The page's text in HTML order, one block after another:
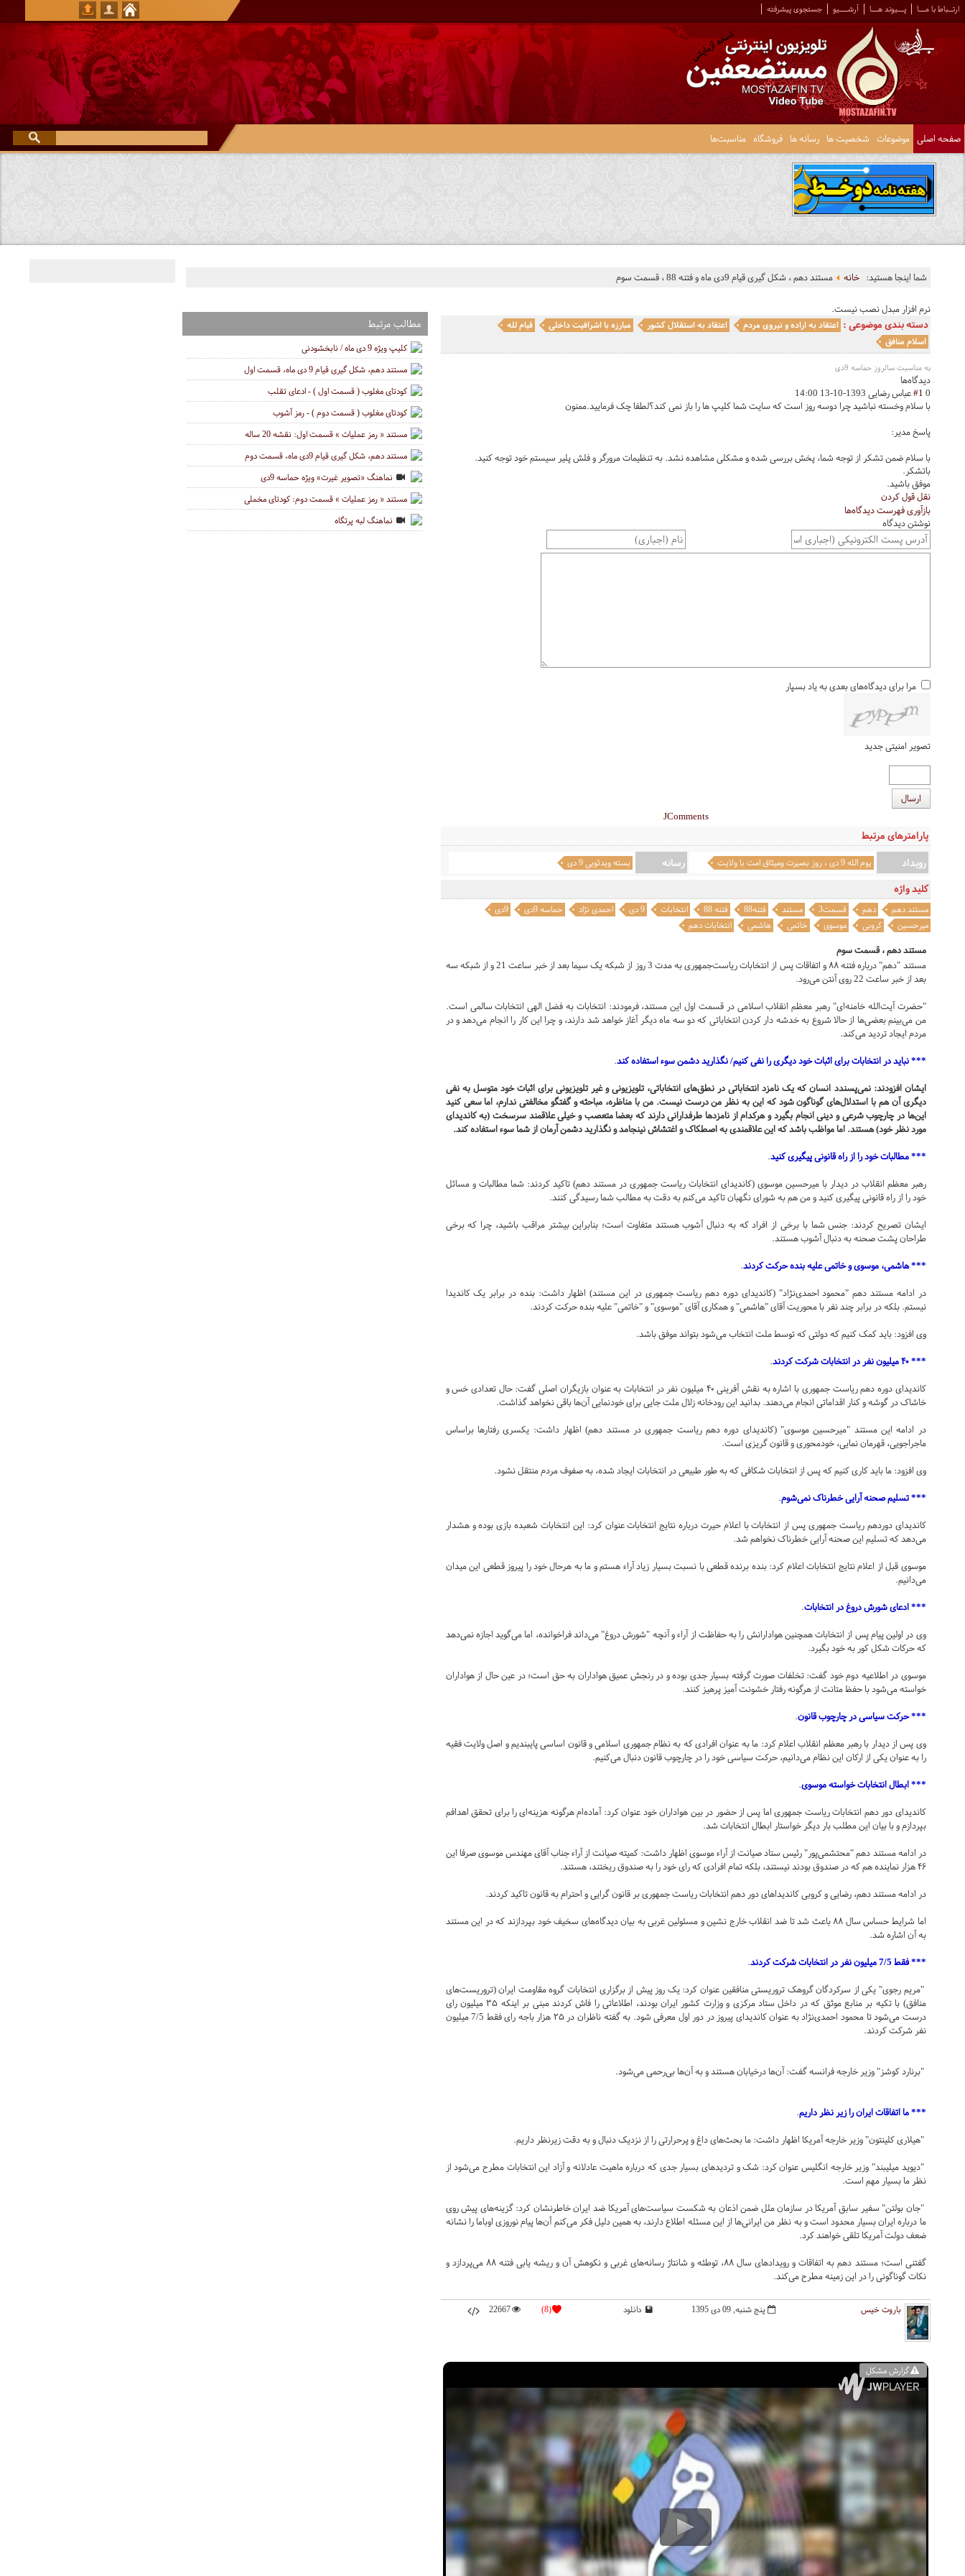
ارتــباط با مـــا پـــیوند هـــا آرشــــیو جستجوی پیشرفته
صفحه اصلی موضوعات شخصیت ها رسانه ها فروشگاه مناسبت‌ها
شما اینجا هستید: خانه مستند دهم ، شکل گیری قیام 9دی ماه و فتنه 88 ، قسمت سوم
نرم افزار مبدل نصب نیست.
مطالب مرتبط
کلیپ ویژه 9 دی ماه / نابخشودنی
مستند دهم، شکل گیری قیام 9 دی ماه، قسمت اول
کودتای مغلوب ( قسمت اول ) - ادعای تقلب
کودتای مغلوب ( قسمت دوم ) - رمز آشوب
مستند « رمز عملیات » قسمت اول: نقشه 20 ساله
مستند دهم، شکل گیری قیام 9دی ماه، قسمت دوم
نماهنگ «تصویر غیرت» ویژه حماسه 9دی
مستند « رمز عملیات » قسمت دوم: کودتای مخملی
نماهنگ لبه پرتگاه
دسته بندی موضوعی : اعتقاد به اراده و نیروی مردم اعتقاد به استقلال کشور مبارزه با اشرافیت داخلی
قیام لله
اسلام منافق
به مناسبت سالروز حماسه 9دی
گزارش مشکل
باروت خیس پنج شنبه, 09 دی 1395 دانلود (8)
22667
مستند دهم ، قسمت سوم
مستند "دهم" درباره فتنه ۸۸ و اتفاقات پس از انتخابات ریاست‌جمهوری به مدت 3 روز از شبکه یک سیما بعد از خبر ساعت 21 و از شبکه سه
بعد از خبر ساعت 22 روی آنتن می‌رود.
"حضرت آیت‌الله خامنه‌ای" رهبر معظم انقلاب اسلامی در قسمت اول این مستند، فرمودند: انتخابات به فضل الهی انتخابات سالمی است.
من می‌بینم بعضی‌ها از حالا شروع به خدشه دار کردن انتخاباتی که دو سه ماه دیگر آغاز خواهد شد دارند، و چرا این کار را انجام می‌دهد و در
مردم ایجاد تردید می‌کند.
*** نباید در انتخابات برای اثبات خود دیگری را نفی کنیم/ نگذارید دشمن سوء استفاده کند.
ایشان افزودند: نمی‌پسندد انسان که یک نامزد انتخاباتی در نطق‌های انتخاباتی، تلویزیونی و غیر تلویزیونی برای اثبات خود متوسل به نفی
دیگری آن هم با استدلال‌های گوناگون شود که این به نظر من درست نیست. من با مناظره، مباحثه و گفتگو مخالفتی ندارم، اما سعی کنید
این‌ها در چارچوب شرعی و دینی انجام بگیرد و هرکدام از نامزد‌ها طرفدارانی دارند که بعضا متعصب و خیلی علاقمند سرسخت (به کاندیدای
مورد نظر خود) هستند. اما مواظب باشد که این علاقمندی به اصطکاک و اغتشاش نینجامد و نگذارید دشمن آرمان از شما سوء استفاده کند.
*** مطالبات خود را از راه قانونی پیگیری کنید.
رهبر معظم انقلاب در دیدار با میرحسین موسوی (کاندیدای انتخابات ریاست جمهوری در مستند دهم) تاکید کردند: شما مطالبات و مسائل
خود را از راه قانونی پیگیری کنید و من هم به شورای نگهبان تاکید می‌کنم به دقت به مطالب شما رسیدگی کنند.
ایشان تصریح کردند: جنس شما با برخی از افراد که به دنبال آشوب هستند متفاوت است؛ بنابراین بیشتر مراقب باشید، چرا که برخی
طراحان پشت صحنه به دنبال آشوب هستند.
*** هاشمی، موسوی و خاتمی علیه بنده حرکت کردند.
در ادامه مستند دهم "محمود احمدی‌نژاد" (کاندیدای دوره دهم ریاست جمهوری در این مستند) اظهار داشت: بنده در برابر یک کاندیدا
نیستم. بلکه در برابر چند نفر با محوریت آقای "هاشمی" و همکاری آقای "موسوی" و "خاتمی" علیه بنده حرکت کردند.
وی افزود: باید کمک کنیم که دولتی که توسط ملت انتخاب می‌شود بتواند موفق باشد.
*** ۴۰ میلیون نفر در انتخابات شرکت کردند .
کاندیدای دوره دهم ریاست جمهوری با اشاره به نقش آفرینی ۴۰ میلیون نفر در انتخابات به عنوان بازیگران اصلی گفت: حال تعدادی خس و
خاشاک در گوشه و کنار اقداماتی انجام می‌دهند. بدانید این رودخانه زلال ملت جایی برای خودنمایی آن‌ها باقی نخواهد گذاشت.
در ادامه این مستند "میرحسین موسوی" (کاندیدای دوره دهم ریاست جمهوری در مستند دهم) اظهار داشت: یکسری رفتار‌ها براساس
ماجراجویی، قهرمان نمایی، خودمحوری و قانون گریزی است.
وی افزود: ما باید کاری کنیم که پس از انتخابات شکافی که به طور طبیعی در انتخابات ایجاد شده، به صفوف مردم منتقل نشود.
*** تسلیم صحنه آرایی خطرناک نمی‌شوم.
کاندیدای دوردهم ریاست جمهوری پس از انتخابات با اعلام حیرت درباره نتایج انتخابات عنوان کرد: این انتخابات شعبده بازی بوده و هشدار
می‌دهد که تسلیم این صحنه آرایی خطرناک نخواهم شد.
موسوی قبل از اعلام نتایج انتخابات اعلام کرد: بنده برنده قطعی با نسبت بسیار زیاد آراء هستم و ما به هرحال خود را پیروز قطعی این میدان
می‌دانیم.
*** ادعای شورش دروغ در انتخابات.
وی در اولین پیام پس از انتخابات همچنین هوادارانش را به حفاظت از آراء و آنچه "شورش دروغ" می‌داند فراخوانده، اما می‌گوید اجازه نمی‌دهد
که حرکات شکل کور به خود بگیرد.
موسوی در اطلاعیه دوم خود گفت: تخلفات صورت گرفته بسیار جدی بوده و در رنجش عمیق هواداران به حق است؛ در عین حال از هواداران
خواسته می‌شود با حفظ متانت از هرگونه رفتار خشونت آمیز پرهیز کنند.
*** حرکت سیاسی در چارچوب قانون.
وی پس از دیدار با رهبر معظم انقلاب اعلام کرد: ما به عنوان افرادی که به نظام جمهوری اسلامی و قانون اساسی پایبندیم و اصل ولایت فقیه
را به عنوان یکی از ارکان این نظام می‌دانیم، حرکت سیاسی خود را در چارچوب قانون دنبال می‌کنیم.
*** ابطال انتخابات خواسته موسوی.
کاندیدای دور دهم انتخابات ریاست جمهوری اما پس از حضور در بین هواداران خود عنوان کرد: آماده‌ام هرگونه هزینه‌ای را برای تحقق اهدافم
بپردازم و با بیان این مطلب بار دیگر خواستار ابطال انتخابات شد.
در ادامه مستند دهم "محتشمی‌پور" رئیس ستاد صیانت از آراء موسوی اظهار داشت: کمیته صیانت از آراء جناب آقای مهندس موسوی صرفا این
۴۶ هزار نماینده هم که در صندوق بودند نیستند، بلکه تمام افرادی که رای خود را به صندوق ریختند، هستند.
در ادامه مستند دهم، رضایی و کروبی کاندیداهای دور دهم انتخابات ریاست جمهوری بر قانون گرایی و احترام به قانون تاکید کردند.
اما شرایط حساس سال ۸۸ باعث شد تا ضد انقلاب خارج نشین و مسئولین غربی به بیان دیدگاه‌های سخیف خود بپردازند که در این مستند
به آن اشاره شد.
*** فقط 7/5 میلیون نفر در انتخابات شرکت کردند .
"مریم رجوی" یکی از سرکردگان گروهک تروریستی منافقین عنوان کرد: یک روز پیش از برگزاری انتخابات گروه مقاومت ایران (تروریست‌های
منافق) با تکیه بر منابع موثق که در داخل ستاد مرکزی و وزارت کشور ایران بودند، اطلاعاتی را فاش کردند مبنی بر اینکه ۳۵ میلیون رای
درست می‌شود تا محمود احمدی‌نژاد به عنوان کاندیدای پیروز در دور اول معرفی شود. به گفته ناظران در ۲۵ هزار باجه رای فقط 7/5 میلیون
نفر شرکت کردند.
"برنارد کوشز" وزیر خارجه فرانسه گفت: آن‌ها درخیابان هستند و به آن‌ها بی‌رحمی می‌شود.
*** ما اتفاقات ایران را زیر نظر داریم.
"هیلاری کلینتون" وزیر خارجه آمریکا اظهار داشت: ما بحث‌های داغ و پرحرارتی را از نزدیک دنبال و به دقت زیرنظر داریم.
"دیوید میلیبند" وزیر خارجه انگلیس عنوان کرد: شک و تردیدهای بسیار جدی که درباره ماهیت عادلانه و آزاد این انتخابات مطرح می‌شود از
نظر ما بسیار مهم است.
"جان بولتن" سفیر سابق آمریکا در سازمان ملل ضمن اذعان به شکست سیاست‌های آمریکا ضد ایران خاطرنشان کرد: گزینه‌های پیش روی
ما درباره ایران بسیار محدود است و به نظر من ایرانی‌ها از این مسئله اطلاع دارند، به همین دلیل فکر می‌کنم آن‌ها پیام نوروزی اوباما را نشانه
ضعف دولت آمریکا تلقی خواهند کرد.
گفتنی است؛ مستند دهم به اتفاقات و رویدادهای سال ۸۸، توطئه و شانتاژ رسانه‌های غربی و نکوهش آن و ریشه یابی فتنه ۸۸ می‌پردازد و
نکات گوناگونی را در این زمینه مطرح می‌کند.
کلید واژه
مستند دهم دهم قسمت3 مستند فتنه88 فتنه 88 انتخابات 9 دی احمدی نژاد حماسه 9دی
9دی
میرحسین
کروبی موسوی خاتمی هاشمی انتخابات دهم
پارامترهای مرتبط
رویداد
یوم الله 9 دی ، روز بصيرت وميثاق امت با ولايت
رسانه بسته ویدئویی 9 دی
دیدگاه‌ها
0
#1عباس رضایی 1393-10-13 14:00
با سلام وخسته نباشید چرا دوسه روز است که سایت شما کلیپ ها را باز نمی کند؟لطفا چک فرمایید.ممنون
پاسخ مدیر:
با سلام ضمن تشکر از توجه شما، پخش بررسی شده و مشکلی مشاهده نشد. به تنظیمات مرورگر و فلش پلیر سیستم خود توجه کنید.
باتشکر.
موفق باشید.
نقل قول کردن
بازآوری فهرست دیدگاه‌ها
نوشتن دیدگاه
مرا برای دیدگاه‌های بعدی به یاد بسپار
تصویر امنیتی جدید
ارسال
JComments